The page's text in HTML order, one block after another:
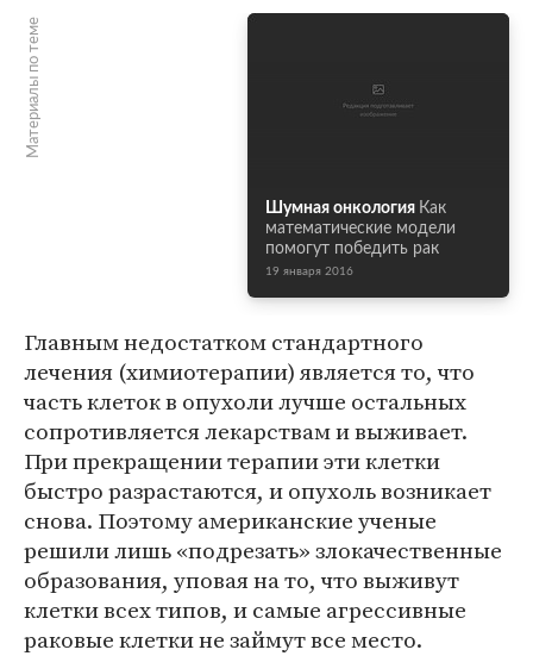
Материалы по теме
Шумная онкология Как
математические модели
помогут победить рак
19 января 2016
Главным недостатком стандартного
лечения (химиотерапии) является то, что
часть клеток в опухоли лучше остальных
сопротивляется лекарствам и выживает.
При прекращении терапии эти клетки
быстро разрастаются, и опухоль возникает
снова. Поэтому американские ученые
решили лишь «подрезать» злокачественные
образования, уповая на то, что выживут
клетки всех типов, и самые агрессивные
раковые клетки не займут все место.